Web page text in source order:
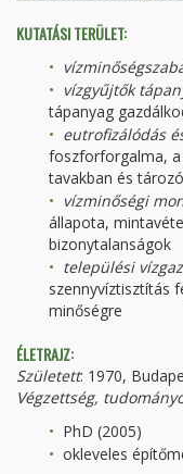
KUTATÁSI TERÜLET:
vízgyűjtők
tápanyag
eutrofizálódás
foszforforgalma,
tavakban és
vízminőségi
állapota,
bizonytalanságok
települési
szennyvíztisztítás
minőségre
ÉLETRAJZ:
Született: 1970,
Végzettség,
PhD (2005)
okleveles